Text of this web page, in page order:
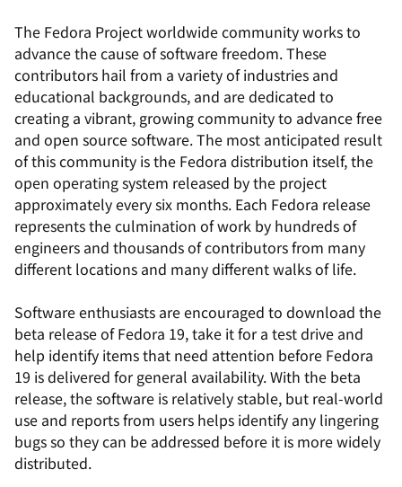
The Fedora Project worldwide community works to
advance the cause of software freedom. These
contributors hail from a variety of industries and
educational backgrounds, and are dedicated to
creating a vibrant, growing community to advance free
and open source software. The most anticipated result
of this community is the Fedora distribution itself, the
open operating system released by the project
approximately every six months. Each Fedora release
represents the culmination of work by hundreds of
engineers and thousands of contributors from many
different locations and many different walks of life.
Software enthusiasts are encouraged to download the
beta release of Fedora 19, take it for a test drive and
help identify items that need attention before Fedora
19 is delivered for general availability. With the beta
release, the software is relatively stable, but real-world
use and reports from users helps identify any lingering
bugs so they can be addressed before it is more widely
distributed.